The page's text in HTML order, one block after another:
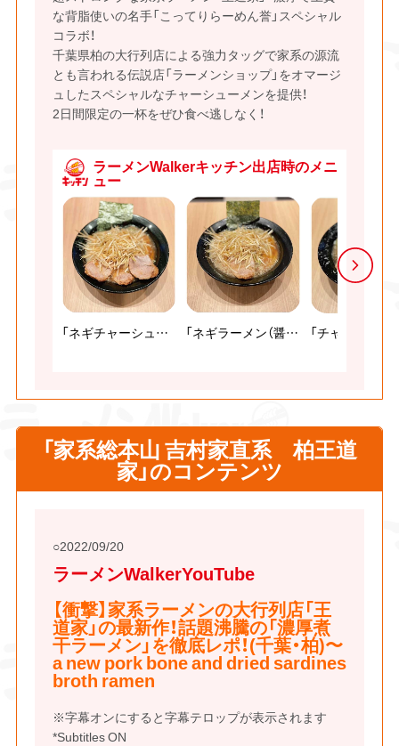
な背脂使いの名手「こってりらーめん誉」スペシャル
コラボ！
千葉県柏の大行列店による強力タッグで家系の源流
とも言われる伝説店「ラーメンショップ」をオマージ
ュしたスペシャルなチャーシューメンを提供！
2日間限定の一杯をぜひ食べ逃しなく！
ラーメンWalkerキッチン出店時のメニ
ュー
「ネギチャーシューメン（醤油/みそ）」 「ネギラーメン（醤油/みそ）」
「家系総本山 吉村家直系 柏王道
家」のコンテンツ
2022/09/20
ラーメンWalkerYouTube
【衝撃】家系ラーメンの大行列店「王
道家」の最新作！話題沸騰の「濃厚煮
干ラーメン」を徹底レポ！(千葉・柏)〜
a new pork bone and dried sardines
broth ramen
※字幕オンにすると字幕テロップが表示されます
*Subtitles ON